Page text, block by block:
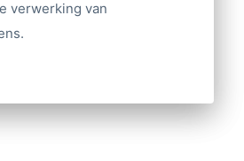
nodig? Neem contact
verwerking van